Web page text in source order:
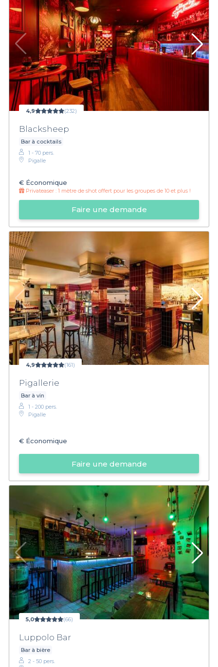
4,9 (232)
Blacksheep
Bar à cocktails
1 - 70 pers.
Pigalle
€ Économique
Privateaser : 1 mètre de shot offert pour les groupes de 10 et plus !
Faire une demande
4,9 (161)
Pigallerie
Bar à vin
1 - 200 pers.
Pigalle
€ Économique
Faire une demande
5,0 (66)
Luppolo Bar
Bar à bière
2 - 50 pers.